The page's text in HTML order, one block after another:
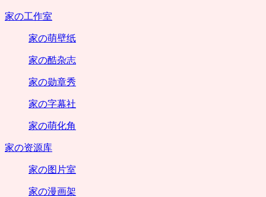
家の工作室
家の萌壁纸
家の酷杂志
家の勋章秀
家の字幕社
家の萌化角
家の资源库
家の图片室
家の漫画架